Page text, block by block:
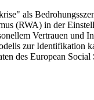
als
(RWA) in der
Vertrauen und
zur Identifikation
des European Social